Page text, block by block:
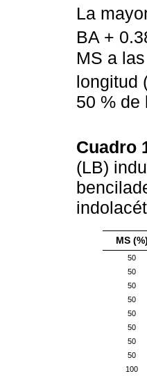
La
BA +
MS a
longitud
50 % de
Cuadro
(LB)
MS (%)
50
50
50
50
50
50
50
50
100